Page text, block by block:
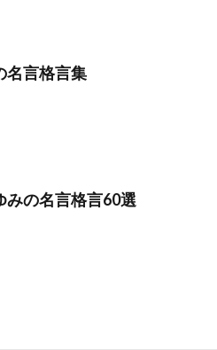
名言格言集
みの名言格言60選